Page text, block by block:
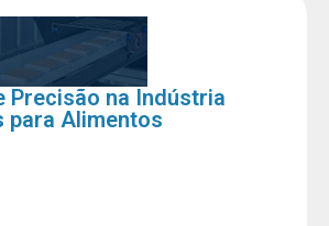
Precisão na Indústria
para Alimentos